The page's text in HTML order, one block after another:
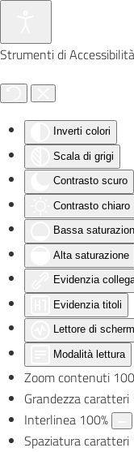
Strumenti di Accessibilità
Inverti colori
Scala di grigi
Contrasto scuro
Contrasto chiaro
Bassa
Alta saturazione
Evidenzia
Evidenzia titoli
Lettore di
Modalità lettura
Zoom contenuti 100
Grandezza caratteri
Interlinea 100%
Spaziatura caratteri
Skip to main content